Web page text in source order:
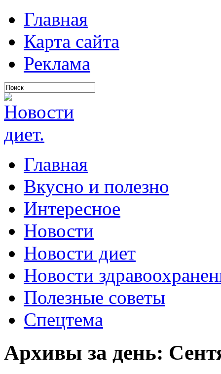
Главная
Карта сайта
Реклама
Главная
Вкусно и полезно
Интересное
Новости
Новости диет
Новости
Полезные советы
Спецтема
Архивы за день: